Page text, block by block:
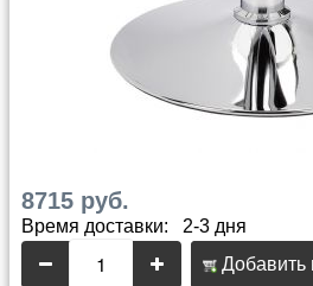
8715 руб.
Время доставки: 2-3 дня
Добавить